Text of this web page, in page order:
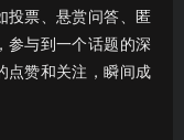
投票、悬赏问答、匿
参与到一个话题的深
点赞和关注，瞬间成